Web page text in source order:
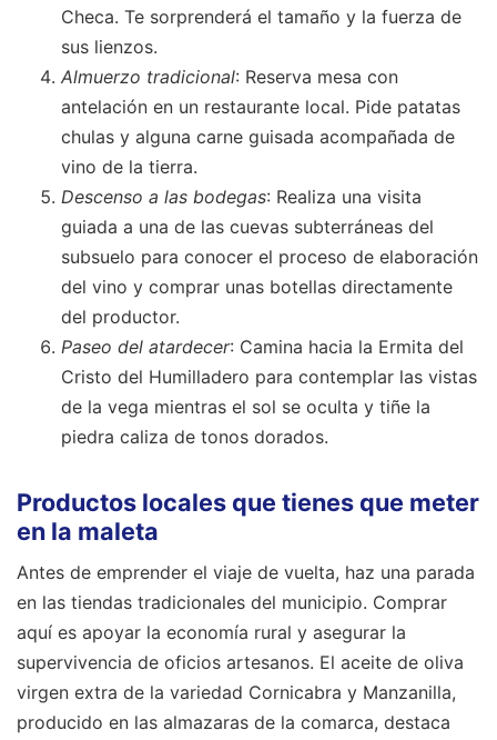
Checa. Te sorprenderá el tamaño y la fuerza de
sus lienzos.
Almuerzo tradicional: Reserva mesa con
antelación en un restaurante local. Pide patatas
chulas y alguna carne guisada acompañada de
vino de la tierra.
Descenso a las bodegas: Realiza una visita
guiada a una de las cuevas subterráneas del
subsuelo para conocer el proceso de elaboración
del vino y comprar unas botellas directamente
del productor.
Paseo del atardecer: Camina hacia la Ermita del
Cristo del Humilladero para contemplar las vistas
de la vega mientras el sol se oculta y tiñe la
piedra caliza de tonos dorados.
Productos locales que tienes que meter
en la maleta
Antes de emprender el viaje de vuelta, haz una parada
en las tiendas tradicionales del municipio. Comprar
aquí es apoyar la economía rural y asegurar la
supervivencia de oficios artesanos. El aceite de oliva
virgen extra de la variedad Cornicabra y Manzanilla,
producido en las almazaras de la comarca, destaca